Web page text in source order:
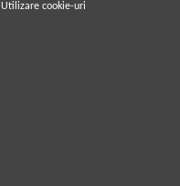
Utilizare cookie-uri